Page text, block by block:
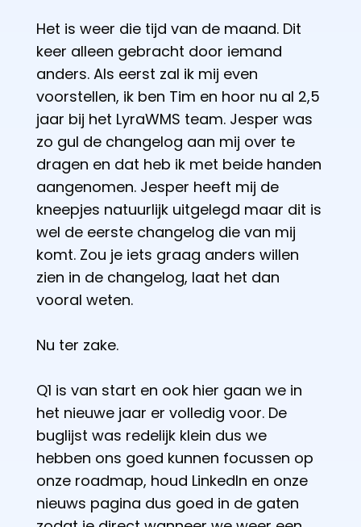
Het is weer die tijd van de maand. Dit
keer alleen gebracht door iemand
anders. Als eerst zal ik mij even
voorstellen, ik ben Tim en hoor nu al 2,5
jaar bij het LyraWMS team. Jesper was
zo gul de changelog aan mij over te
dragen en dat heb ik met beide handen
aangenomen. Jesper heeft mij de
kneepjes natuurlijk uitgelegd maar dit is
wel de eerste changelog die van mij
komt. Zou je iets graag anders willen
zien in de changelog, laat het dan
vooral weten.
Nu ter zake.
Q1 is van start en ook hier gaan we in
het nieuwe jaar er volledig voor. De
buglijst was redelijk klein dus we
hebben ons goed kunnen focussen op
onze roadmap, houd LinkedIn en onze
nieuws pagina dus goed in de gaten